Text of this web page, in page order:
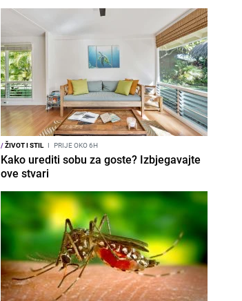
/ŽIVOT I STIL I PRIJE OKO 6H
Kako urediti sobu za goste? Izbjegavajte
ove stvari